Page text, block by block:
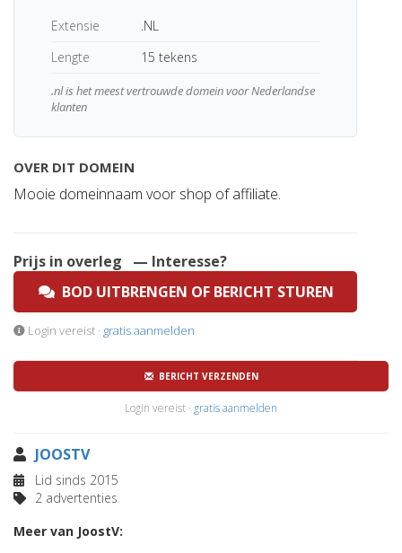
Extensie
.NL
Lengte
15 tekens
.nl is het meest vertrouwde domein voor Nederlandse
klanten
OVER DIT DOMEIN
Mooie domeinnaam voor shop of affiliate.
Prijs in overleg
— Interesse?
BOD UITBRENGEN OF BERICHT STUREN
Login vereist · gratis aanmelden
BERICHT VERZENDEN
Login vereist · gratis aanmelden
JOOSTV
Lid sinds 2015
2 advertenties
Meer van JoostV: